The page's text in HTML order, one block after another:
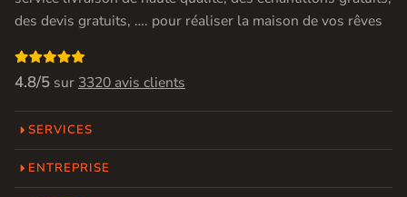
des devis gratuits, …. pour réaliser la maison de vos rêves

4.8/5 sur 3320 avis clients
SERVICES
ENTREPRISE